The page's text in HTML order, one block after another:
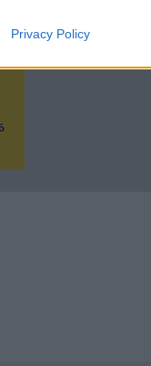
Privacy Policy